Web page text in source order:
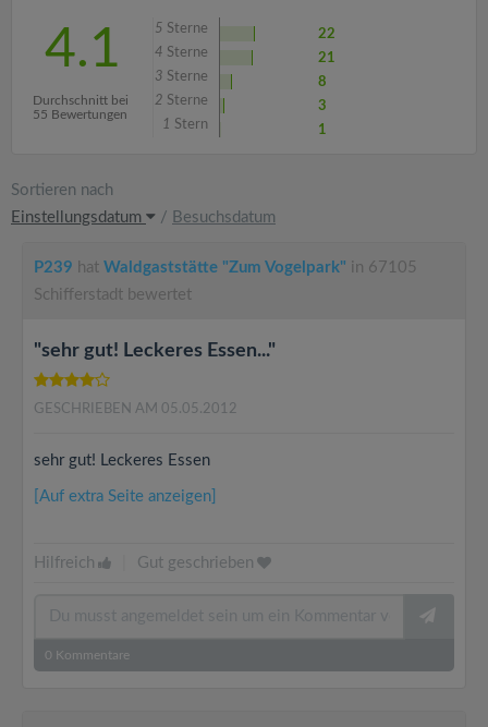
4.1
Durchschnitt bei
55 Bewertungen
5 Sterne
22
4 Sterne
21
3 Sterne
8
2 Sterne
3
1 Stern 1
Sortieren nach
Einstellungsdatum
/ Besuchsdatum
P239 hat Waldgaststätte "Zum Vogelpark" in 67105
Schifferstadt bewertet
"sehr gut! Leckeres Essen..."
GESCHRIEBEN AM 05.05.2012
sehr gut! Leckeres Essen
[Auf extra Seite anzeigen]
Hilfreich Gut geschrieben
0 Kommentare